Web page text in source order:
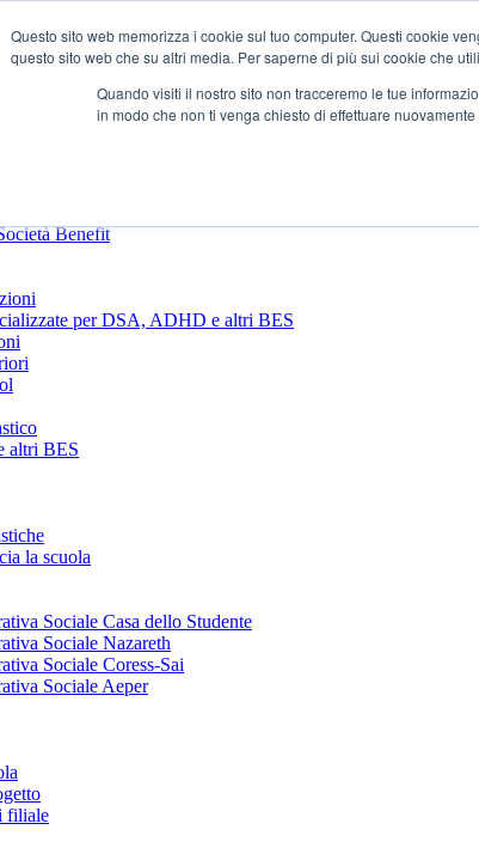
Questo sito web memorizza i cookie sul tuo computer. Questi cookie
questo sito web che su altri media. Per saperne di più sui cookie che
Quando visiti il ​​nostro sito non tracceremo le tue
in modo che non ti venga chiesto di effettuare nuovamente
Benefit
per DSA, ADHD e altri BES
altri BES
la scuola
Sociale Casa dello Studente
Sociale Nazareth
Sociale Coress-Sai
Sociale Aeper
filiale